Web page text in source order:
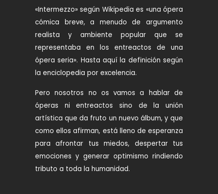
«Intermezzo» según Wikipedia es «una ópera
cómica breve, a menudo de argumento
realista y ambiente popular que se
representaba en los entreactos de una
ópera seria». Hasta aquí la definición según
la enciclopedia por excelencia.
Pero nosotros no os vamos a hablar de
óperas ni entreactos sino de la unión
artística que da fruto un nuevo álbum, y que
como ellos afirman, está lleno de esperanza
para afrontar tus miedos, despertar tus
emociones y generar optimismo rindiendo
tributo a toda la humanidad.